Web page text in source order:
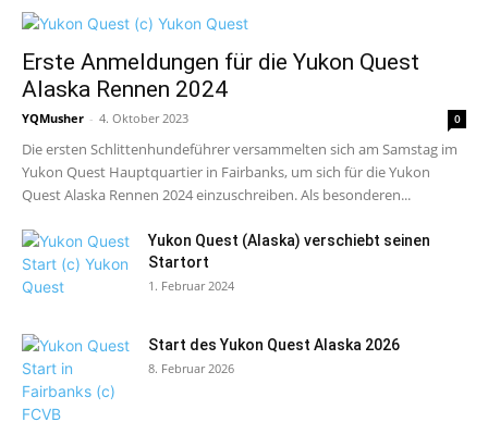
Erste Anmeldungen für die Yukon Quest
Alaska Rennen 2024
YQMusher - 4. Oktober 2023 0
Die ersten Schlittenhundeführer versammelten sich am Samstag im
Yukon Quest Hauptquartier in Fairbanks, um sich für die Yukon
Quest Alaska Rennen 2024 einzuschreiben. Als besonderen...
Yukon Quest (Alaska) verschiebt seinen
Startort
1. Februar 2024
Start des Yukon Quest Alaska 2026
8. Februar 2026